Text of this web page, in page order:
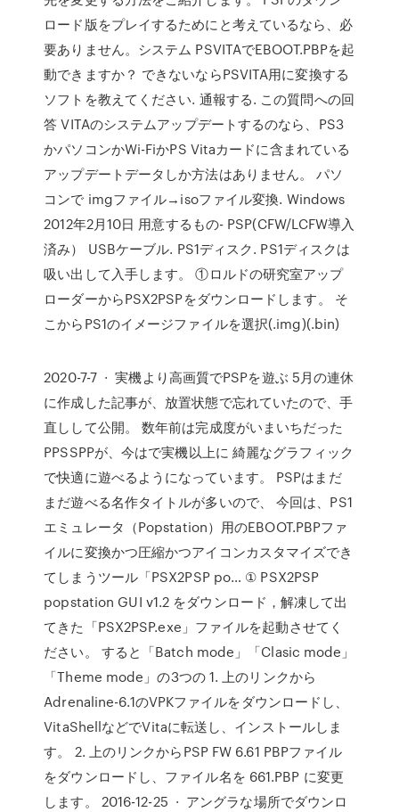
ロード版をプレイするためにと考えているなら、必
要ありません。システム PSVITAでEBOOT.PBPを起
動できますか？ できないならPSVITA用に変換する
ソフトを教えてください. 通報する. この質問への回
答 VITAのシステムアップデートするのなら、PS3
かパソコンかWi-FiかPS Vitaカードに含まれている
アップデートデータしか方法はありません。 パソ
コンで imgファイル→isoファイル変換. Windows
2012年2月10日 用意するもの- PSP(CFW/LCFW導入
済み） USBケーブル. PS1ディスク. PS1ディスクは
吸い出して入手します。 ①ロルドの研究室アップ
ローダーからPSX2PSPをダウンロードします。 そ
こからPS1のイメージファイルを選択(.img)(.bin)
2020-7-7 · 実機より高画質でPSPを遊ぶ 5月の連休
に作成した記事が、放置状態で忘れていたので、手
直しして公開。 数年前は完成度がいまいちだった
PPSSPPが、今はで実機以上に 綺麗なグラフィック
で快適に遊べるようになっています。 PSPはまだ
まだ遊べる名作タイトルが多いので、 今回は、PS1
エミュレータ（Popstation）用のEBOOT.PBPファ
イルに変換かつ圧縮かつアイコンカスタマイズでき
てしまうツール「PSX2PSP po… ① PSX2PSP
popstation GUI v1.2 をダウンロード，解凍して出
てきた「PSX2PSP.exe」ファイルを起動させてく
ださい。 すると「Batch mode」「Clasic mode」
「Theme mode」の3つの 1. 上のリンクから
Adrenaline-6.1のVPKファイルをダウンロードし、
VitaShellなどでVitaに転送し、インストールしま
す。 2. 上のリンクからPSP FW 6.61 PBPファイル
をダウンロードし、ファイル名を 661.PBP に変更
します。 2016-12-25 · アングラな場所でダウンロ